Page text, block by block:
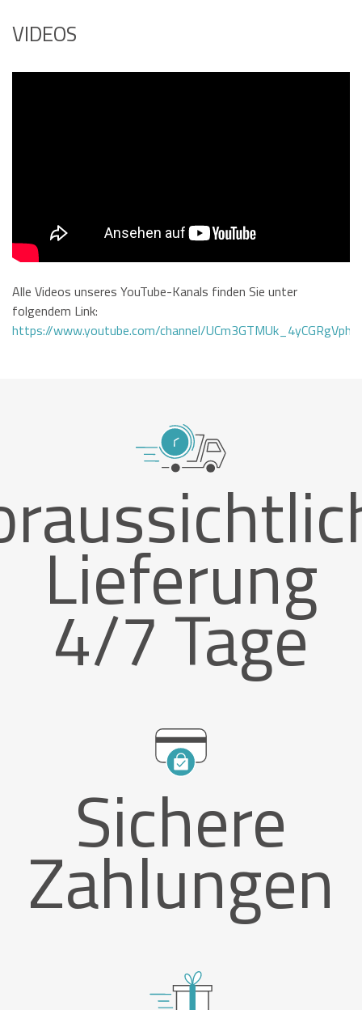
VIDEOS
Alle Videos unseres YouTube-Kanals finden Sie unter
folgendem Link:
https://www.youtube.com/channel/
Lieferung
4/7 Tage
Sichere
Zahlungen